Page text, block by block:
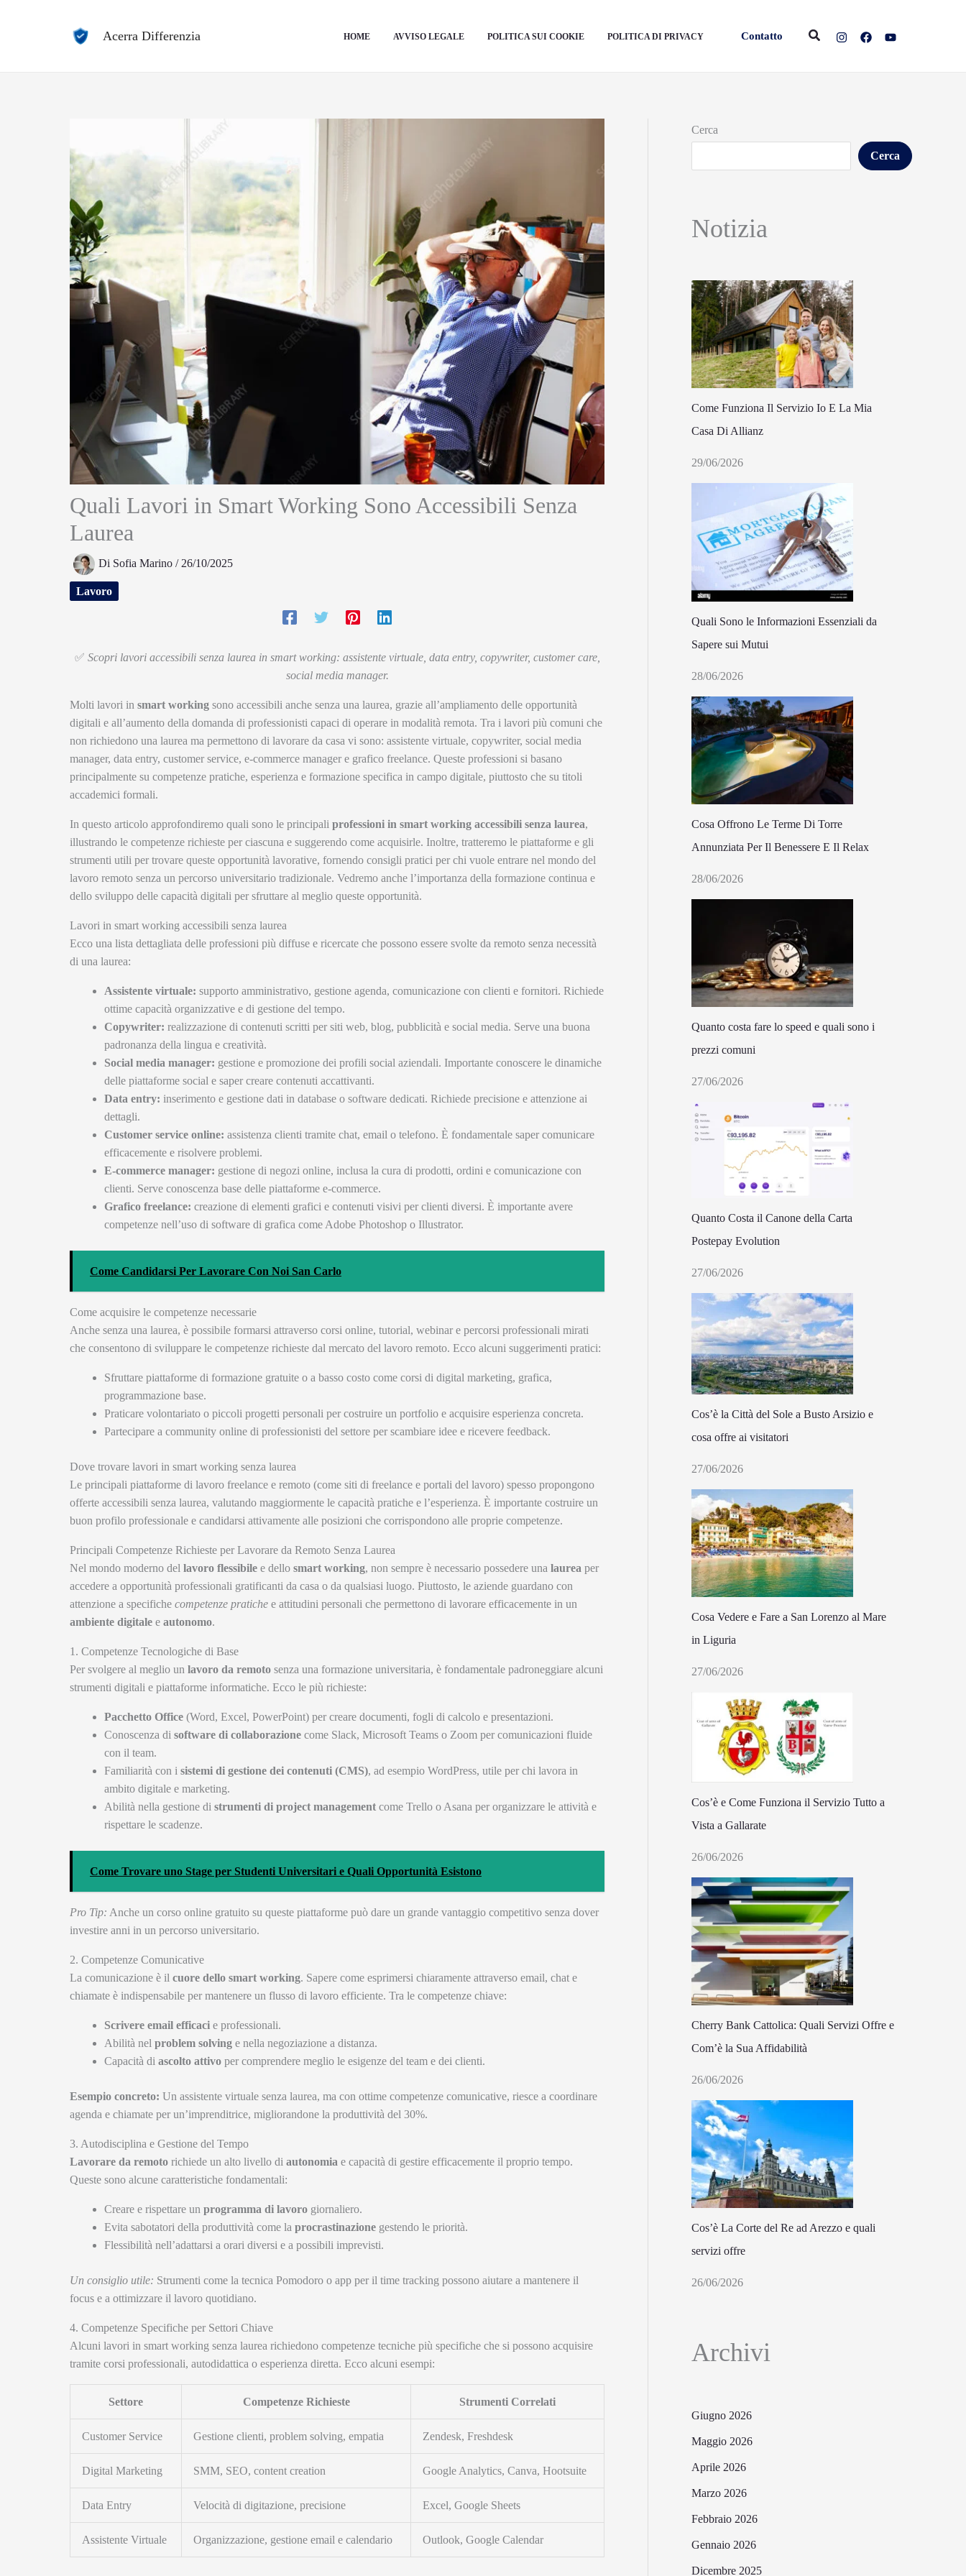
Acerra Differenzia HOME AVVISO LEGALE POLITICA SUI COOKIE POLITICA DI PRIVACY Contatto Cerca
Quali Lavori in Smart Working Sono Accessibili Senza
Laurea
Di Sofia Marino / 26/10/2025
Lavoro
✅ Scopri lavori accessibili senza laurea in smart working: assistente virtuale, data entry, copywriter, customer care,
social media manager.
Molti lavori in smart working sono accessibili anche senza una laurea, grazie all’ampliamento delle opportunità
digitali e all’aumento della domanda di professionisti capaci di operare in modalità remota. Tra i lavori più comuni che
non richiedono una laurea ma permettono di lavorare da casa vi sono: assistente virtuale, copywriter, social media
manager, data entry, customer service, e-commerce manager e grafico freelance. Queste professioni si basano
principalmente su competenze pratiche, esperienza e formazione specifica in campo digitale, piuttosto che su titoli
accademici formali.
In questo articolo approfondiremo quali sono le principali professioni in smart working accessibili senza laurea,
illustrando le competenze richieste per ciascuna e suggerendo come acquisirle. Inoltre, tratteremo le piattaforme e gli
strumenti utili per trovare queste opportunità lavorative, fornendo consigli pratici per chi vuole entrare nel mondo del
lavoro remoto senza un percorso universitario tradizionale. Vedremo anche l’importanza della formazione continua e
dello sviluppo delle capacità digitali per sfruttare al meglio queste opportunità.
Lavori in smart working accessibili senza laurea
Ecco una lista dettagliata delle professioni più diffuse e ricercate che possono essere svolte da remoto senza necessità
di una laurea:
Assistente virtuale: supporto amministrativo, gestione agenda, comunicazione con clienti e fornitori. Richiede
ottime capacità organizzative e di gestione del tempo.
Copywriter: realizzazione di contenuti scritti per siti web, blog, pubblicità e social media. Serve una buona
padronanza della lingua e creatività.
Social media manager: gestione e promozione dei profili social aziendali. Importante conoscere le dinamiche
delle piattaforme social e saper creare contenuti accattivanti.
Data entry: inserimento e gestione dati in database o software dedicati. Richiede precisione e attenzione ai
dettagli.
Customer service online: assistenza clienti tramite chat, email o telefono. È fondamentale saper comunicare
efficacemente e risolvere problemi.
E-commerce manager: gestione di negozi online, inclusa la cura di prodotti, ordini e comunicazione con
clienti. Serve conoscenza base delle piattaforme e-commerce.
Grafico freelance: creazione di elementi grafici e contenuti visivi per clienti diversi. È importante avere
competenze nell’uso di software di grafica come Adobe Photoshop o Illustrator.
Come Candidarsi Per Lavorare Con Noi San Carlo
Come acquisire le competenze necessarie
Anche senza una laurea, è possibile formarsi attraverso corsi online, tutorial, webinar e percorsi professionali mirati
che consentono di sviluppare le competenze richieste dal mercato del lavoro remoto. Ecco alcuni suggerimenti pratici:
Sfruttare piattaforme di formazione gratuite o a basso costo come corsi di digital marketing, grafica,
programmazione base.
Praticare volontariato o piccoli progetti personali per costruire un portfolio e acquisire esperienza concreta.
Partecipare a community online di professionisti del settore per scambiare idee e ricevere feedback.
Dove trovare lavori in smart working senza laurea
Le principali piattaforme di lavoro freelance e remoto (come siti di freelance e portali del lavoro) spesso propongono
offerte accessibili senza laurea, valutando maggiormente le capacità pratiche e l’esperienza. È importante costruire un
buon profilo professionale e candidarsi attivamente alle posizioni che corrispondono alle proprie competenze.
Principali Competenze Richieste per Lavorare da Remoto Senza Laurea
Nel mondo moderno del lavoro flessibile e dello smart working, non sempre è necessario possedere una laurea per
accedere a opportunità professionali gratificanti da casa o da qualsiasi luogo. Piuttosto, le aziende guardano con
attenzione a specifiche competenze pratiche e attitudini personali che permettono di lavorare efficacemente in un
ambiente digitale e autonomo.
1. Competenze Tecnologiche di Base
Per svolgere al meglio un lavoro da remoto senza una formazione universitaria, è fondamentale padroneggiare alcuni
strumenti digitali e piattaforme informatiche. Ecco le più richieste:
Pacchetto Office (Word, Excel, PowerPoint) per creare documenti, fogli di calcolo e presentazioni.
Conoscenza di software di collaborazione come Slack, Microsoft Teams o Zoom per comunicazioni fluide
con il team.
Familiarità con i sistemi di gestione dei contenuti (CMS), ad esempio WordPress, utile per chi lavora in
ambito digitale e marketing.
Abilità nella gestione di strumenti di project management come Trello o Asana per organizzare le attività e
rispettare le scadenze.
Come Trovare uno Stage per Studenti Universitari e Quali Opportunità Esistono
Pro Tip: Anche un corso online gratuito su queste piattaforme può dare un grande vantaggio competitivo senza dover
investire anni in un percorso universitario.
2. Competenze Comunicative
La comunicazione è il cuore dello smart working. Sapere come esprimersi chiaramente attraverso email, chat e
chiamate è indispensabile per mantenere un flusso di lavoro efficiente. Tra le competenze chiave:
Scrivere email efficaci e professionali.
Abilità nel problem solving e nella negoziazione a distanza.
Capacità di ascolto attivo per comprendere meglio le esigenze del team e dei clienti.
Esempio concreto: Un assistente virtuale senza laurea, ma con ottime competenze comunicative, riesce a coordinare
agenda e chiamate per un’imprenditrice, migliorandone la produttività del 30%.
3. Autodisciplina e Gestione del Tempo
Lavorare da remoto richiede un alto livello di autonomia e capacità di gestire efficacemente il proprio tempo.
Queste sono alcune caratteristiche fondamentali:
Creare e rispettare un programma di lavoro giornaliero.
Evita sabotatori della produttività come la procrastinazione gestendo le priorità.
Flessibilità nell’adattarsi a orari diversi e a possibili imprevisti.
Un consiglio utile: Strumenti come la tecnica Pomodoro o app per il time tracking possono aiutare a mantenere il
focus e a ottimizzare il lavoro quotidiano.
4. Competenze Specifiche per Settori Chiave
Alcuni lavori in smart working senza laurea richiedono competenze tecniche più specifiche che si possono acquisire
tramite corsi professionali, autodidattica o esperienza diretta. Ecco alcuni esempi:
Settore Competenze Richieste Strumenti Correlati
Customer Service Gestione clienti, problem solving, empatia Zendesk, Freshdesk
Digital Marketing SMM, SEO, content creation Google Analytics, Canva, Hootsuite
Data Entry Velocità di digitazione, precisione Excel, Google Sheets
Assistente Virtuale Organizzazione, gestione email e calendario Outlook, Google Calendar
Cerca
Cerca
Notizia
Come Funziona Il Servizio Io E La Mia
Casa Di Allianz
29/06/2026
Quali Sono le Informazioni Essenziali da
Sapere sui Mutui
28/06/2026
Cosa Offrono Le Terme Di Torre
Annunziata Per Il Benessere E Il Relax
28/06/2026
Quanto costa fare lo speed e quali sono i
prezzi comuni
27/06/2026
Quanto Costa il Canone della Carta
Postepay Evolution
27/06/2026
Cos’è la Città del Sole a Busto Arsizio e
cosa offre ai visitatori
27/06/2026
Cosa Vedere e Fare a San Lorenzo al Mare
in Liguria
27/06/2026
Cos’è e Come Funziona il Servizio Tutto a
Vista a Gallarate
26/06/2026
Cherry Bank Cattolica: Quali Servizi Offre e
Com’è la Sua Affidabilità
26/06/2026
Cos’è La Corte del Re ad Arezzo e quali
servizi offre
26/06/2026
Archivi
Giugno 2026
Maggio 2026
Aprile 2026
Marzo 2026
Febbraio 2026
Gennaio 2026
Dicembre 2025